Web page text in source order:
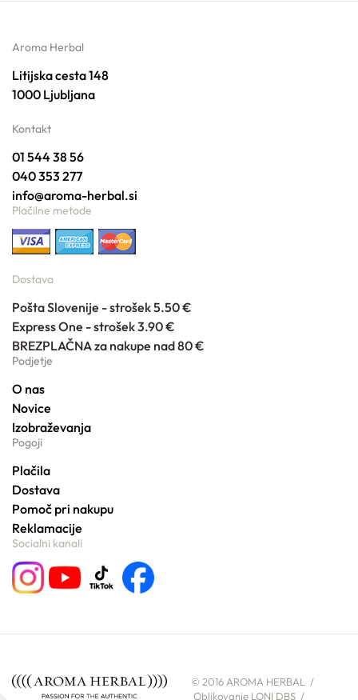
Aroma Herbal
Litijska cesta 148
1000 Ljubljana
Kontakt
01 544 38 56
040 353 277
info@aroma-herbal.si
Plačilne metode
Dostava
Pošta Slovenije - strošek 5.50 €
Express One - strošek 3.90 €
BREZPLAČNA za nakupe nad 80 €
Podjetje
O nas
Novice
Izobraževanja
Pogoji
Plačila
Dostava
Pomoč pri nakupu
Reklamacije
Socialni kanali
© 2016 AROMA HERBAL /
Oblikovanje LONI DBS /